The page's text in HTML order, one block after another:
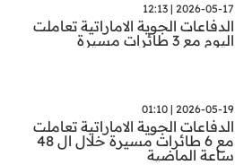
2026-05-17 | 12:13
الدفاعات الجوية الاماراتية تعاملت
اليوم مع 3 طائرات مسيرة
2026-05-19 | 01:10
الدفاعات الجوية الاماراتية تعاملت
مع 6 طائرات مسيرة خلال ال 48
ساعة الماضية